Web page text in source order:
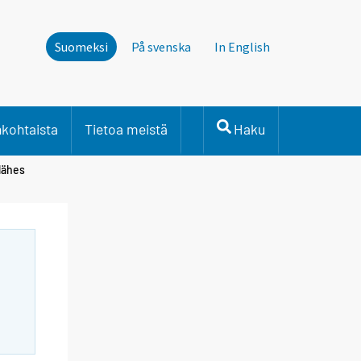
Suomeksi På svenska In English
Tietoa meistä Haku